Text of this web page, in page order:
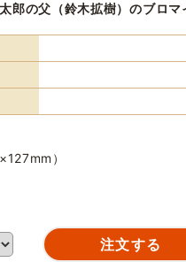
郎の父（鈴木拡樹）のブロマ
）